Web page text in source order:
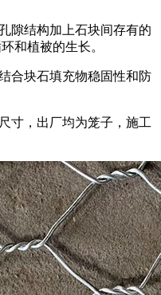
隙结构加上石块间存有的
和植被的生长。
合块石填充物稳固性和防
寸，出厂均为笼子，施工